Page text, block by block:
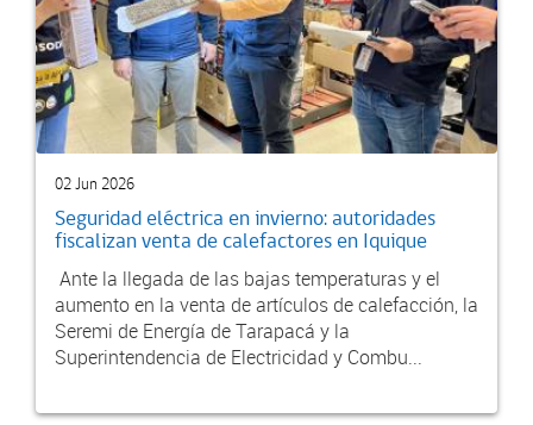
02 Jun 2026
Seguridad eléctrica en invierno: autoridades
fiscalizan venta de calefactores en Iquique
Ante la llegada de las bajas temperaturas y el
aumento en la venta de artículos de calefacción, la
Seremi de Energía de Tarapacá y la
Superintendencia de Electricidad y Combu...